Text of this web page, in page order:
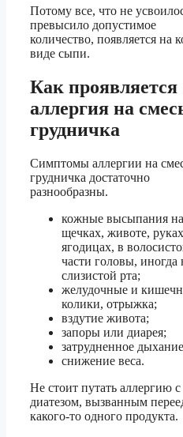
Потому все, что не
превысило допустимое
количество, появляется на
виде сыпи.
Как проявляется
аллергия на
грудничка
Симптомы аллергии на
грудничка достаточно
разнообразны.
кожные высыпания на
щечках, животе,
ягодицах, в
части головы, иногда
слизистой рта;
желудочные и
колики, отрыжка;
вздутие живота;
запоры или диарея;
затрудненное
снижение веса.
Не стоит путать аллергию с
диатезом, вызванным
какого-то одного продукта.